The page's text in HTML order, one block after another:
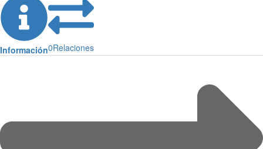
Información0Relaciones